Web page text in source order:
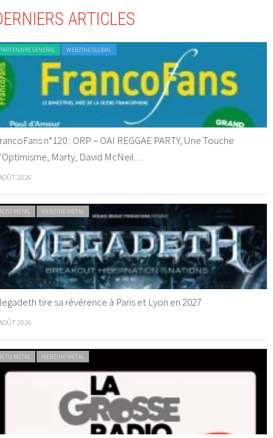
ARTICLES
GENERAL WEBZINE GLOBAL
n°120 : ORP – OAI REGGAE PARTY, Une Touche
Marty, David McNeil…
2026
METAL WEBZINE METAL
tire sa révérence à Paris et Lyon en 2027
2026
METAL WEBZINE METAL